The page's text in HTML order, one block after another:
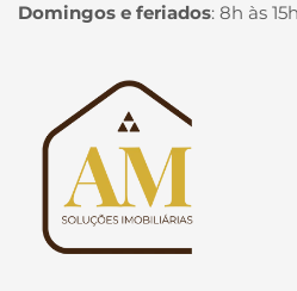
Domingos e feriados: 8h às 15h
Página inicial